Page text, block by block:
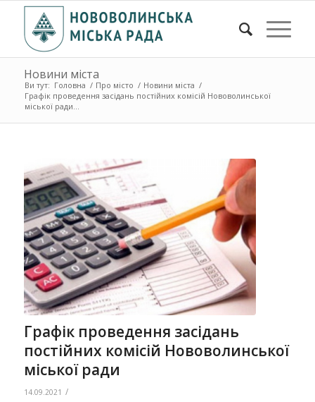
Новини міста
Ви тут: Головна / Про місто / Новини міста /
Графік проведення засідань постійних комісій Нововолинської
міської ради...
Графік проведення засідань
постійних комісій Нововолинської
міської ради
14.09.2021 /